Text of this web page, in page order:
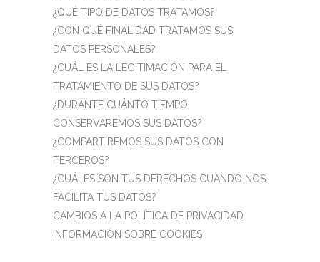
¿QUÉ TIPO DE DATOS TRATAMOS?
¿CON QUÉ FINALIDAD TRATAMOS SUS
DATOS PERSONALES?
¿CUÁL ES LA LEGITIMACIÓN PARA EL
TRATAMIENTO DE SUS DATOS?
¿DURANTE CUÁNTO TIEMPO
CONSERVAREMOS SUS DATOS?
¿COMPARTIREMOS SUS DATOS CON
TERCEROS?
¿CUÁLES SON TUS DERECHOS CUANDO NOS
FACILITA TUS DATOS?
CAMBIOS A LA POLÍTICA DE PRIVACIDAD.
INFORMACIÓN SOBRE COOKIES